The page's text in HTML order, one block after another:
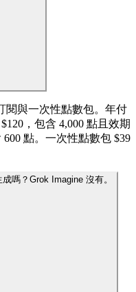
閱與一次性點數包。年付
，包含 4,000 點且效期
點。一次性點數包 $39
嗎？Grok Imagine 沒有。